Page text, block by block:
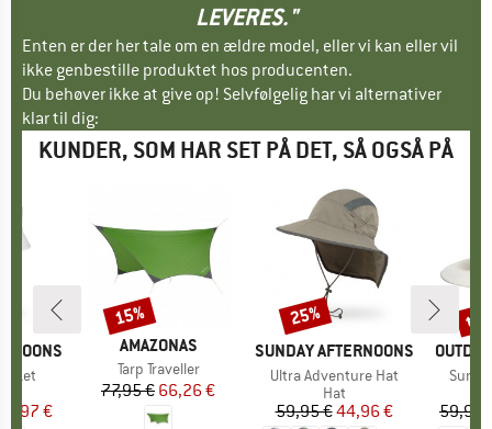
LEVERES."
Enten er der her tale om en ældre model, eller vi kan eller vil
ikke genbestille produktet hos producenten.
Du behøver ikke at give op! Selvfølgelig har vi alternativer
klar til dig:
KUNDER, SOM HAR SET PÅ DET, SÅ OGSÅ PÅ
pris
€
MÆRKE
AMAZONAS
Artikel
Tarp Traveller
Pris
77,95 € Nedsat pris
66,26 €
Rabat
15%
MÆRKE
SUNDAY AFTERNOONS
Artikel
Ultra Adventure Hat
Produktgruppe
Hat
Pris
59,95 €Nedsat pris
44,96 €
Rabat
25%
MÆRKE
Artikel
59,95
til